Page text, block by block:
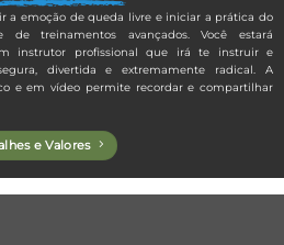
a emoção de queda livre e iniciar a prática do
de treinamentos avançados. Você estará
instrutor profissional que irá te instruir e
divertida e extremamente radical. A
e em vídeo permite recordar e compartilhar
e Valores